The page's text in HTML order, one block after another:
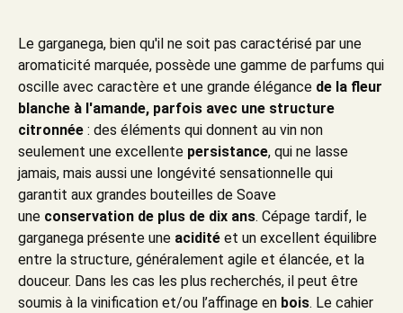
Le garganega, bien qu'il ne soit pas caractérisé par une
aromaticité marquée, possède une gamme de parfums qui
oscille avec caractère et une grande élégance de la fleur
blanche à l'amande, parfois avec une structure
citronnée : des éléments qui donnent au vin non
seulement une excellente persistance, qui ne lasse
jamais, mais aussi une longévité sensationnelle qui
garantit aux grandes bouteilles de Soave
une conservation de plus de dix ans. Cépage tardif, le
garganega présente une acidité et un excellent équilibre
entre la structure, généralement agile et élancée, et la
douceur. Dans les cas les plus recherchés, il peut être
soumis à la vinification et/ou l’affinage en bois. Le cahier